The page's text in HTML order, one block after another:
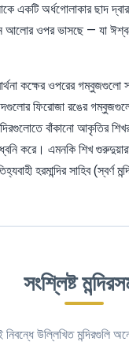
একটি অর্ধগোলাকার ছাদ
আলোর ওপর ভাসছে — যা
কক্ষের ওপরের গম্বুজগুলো
ফিরোজা রঙের
বাঁকানো আকৃতির
করে। এমনকি শিখ
হরমান্দির সাহিব (স্বর্ণ
সংশ্লিষ্ট
নিবন্ধে উল্লিখিত মন্দিরগুলি